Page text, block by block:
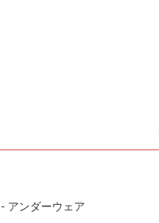
- アンダーウェア